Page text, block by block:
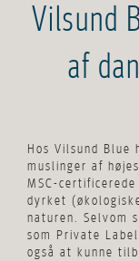
Vilsund
af
Hos Vilsund Blue
muslinger af
MSC-
dyrket
naturen. Selvom
som Private
også at kunne